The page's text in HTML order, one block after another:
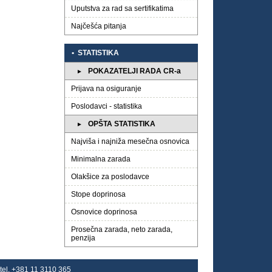
Uputstva za rad sa sertifikatima
Najčešća pitanja
• STATISTIKA
► POKAZATELJI RADA CR-a
Prijavа na osiguranje
Poslodavci - statistika
► OPŠTA STATISTIKA
Najviša i najniža mesečna osnovica
Minimalna zarada
Olakšice za poslodavce
Stope doprinosa
Osnovice doprinosa
Prosečna zarada, neto zarada,
penzija
+381 11 3110 365